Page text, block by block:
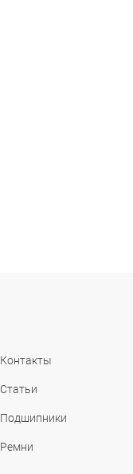
Контакты
Статьи
Подшипники
Ремни